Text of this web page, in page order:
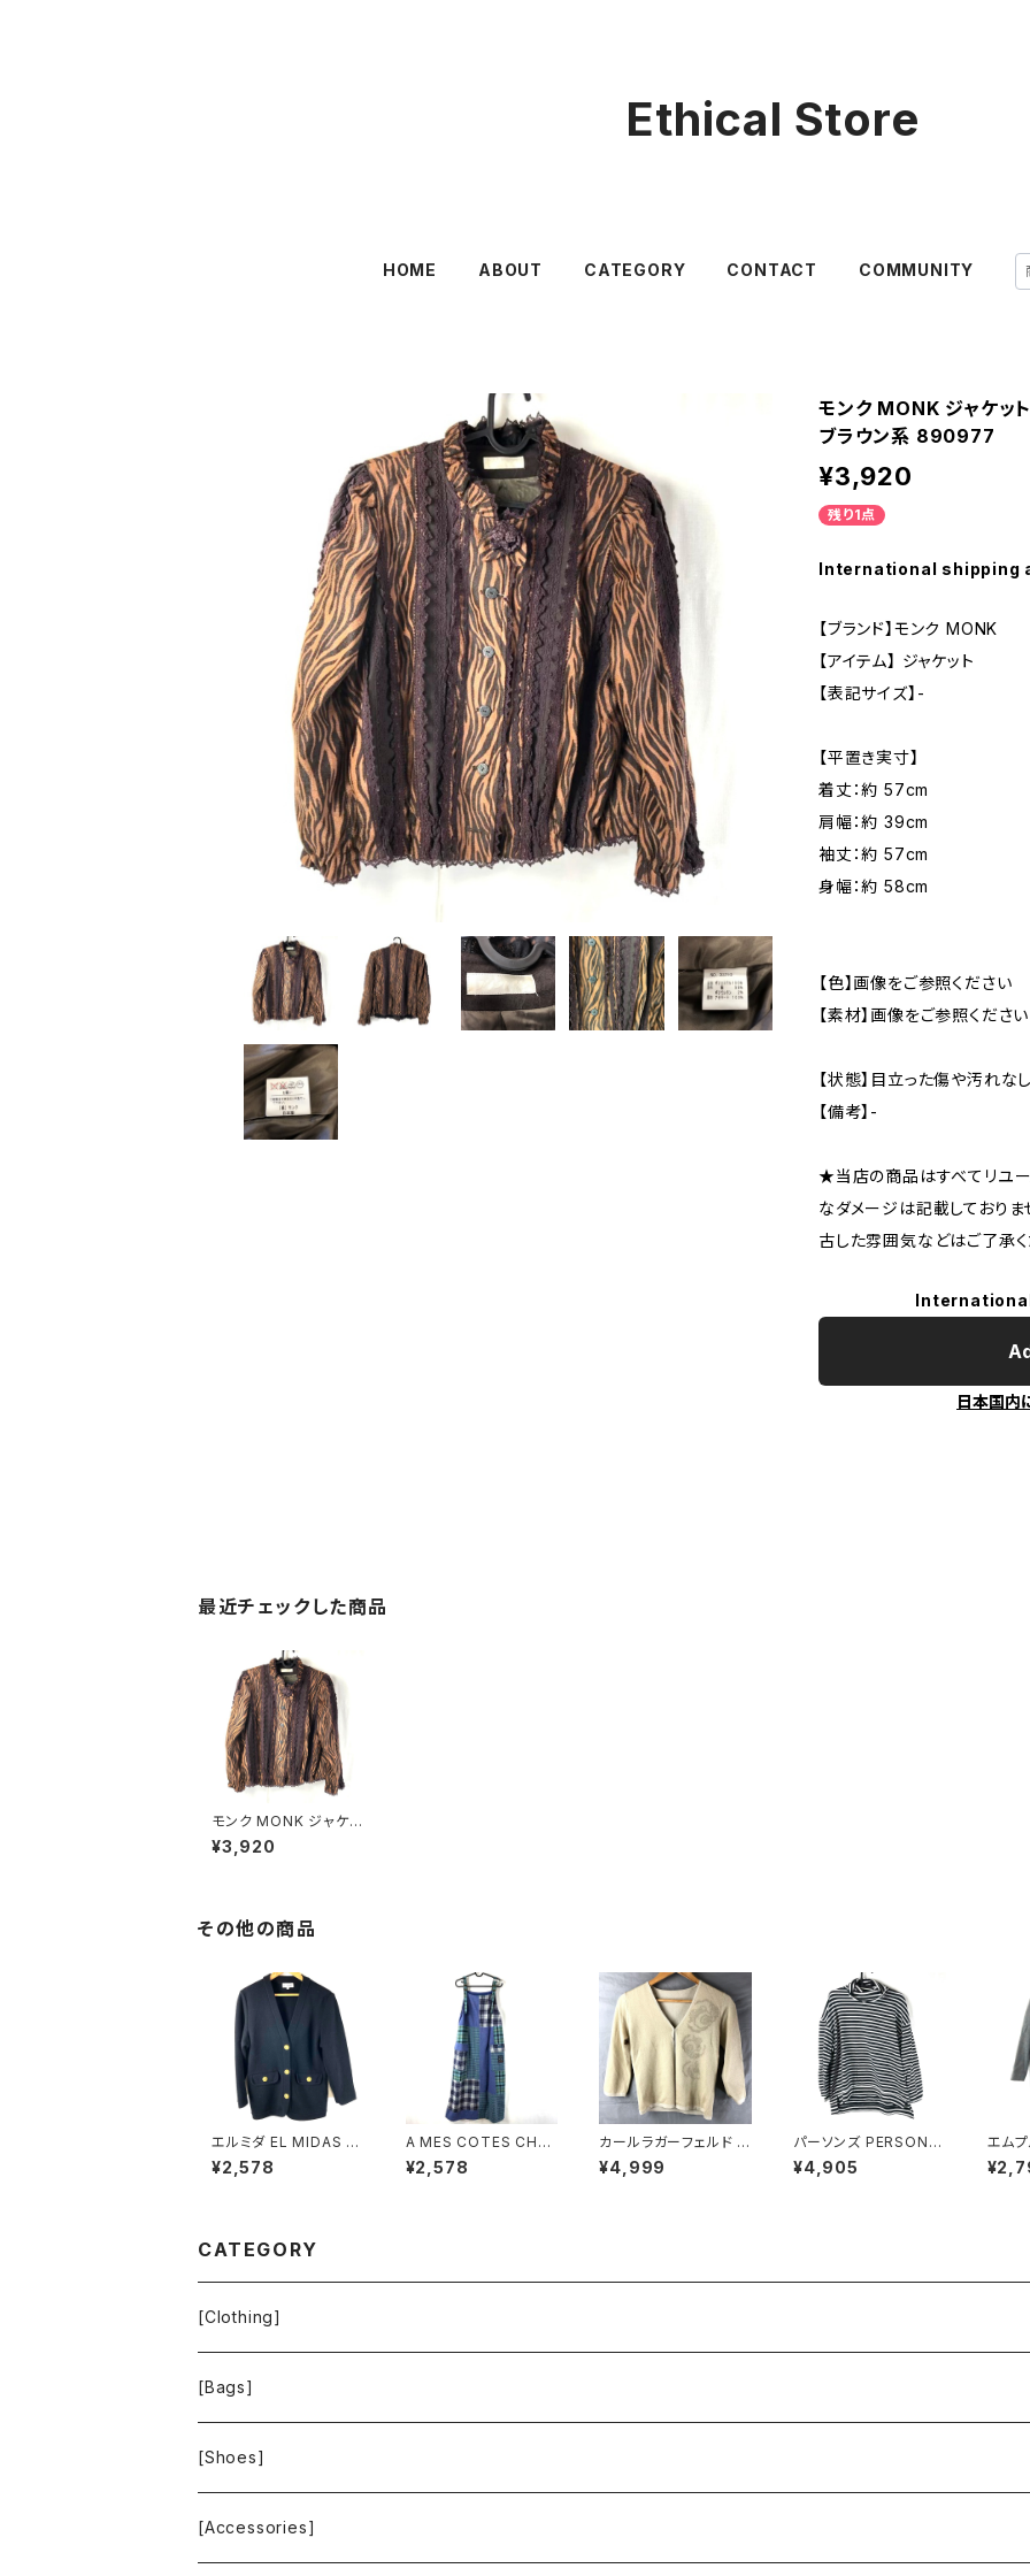
Ethical Store
HOME ABOUT CATEGORY CONTACT COMMUNITY
モンク MONK ジャケッ
ブラウン系 890977
¥3,920
残り1点
International shipping
【ブランド】モンク MONK
【アイテム】 ジャケット
【表記サイズ】-
【平置き実寸】
着丈：約 57cm
肩幅：約 39cm
袖丈：約 57cm
身幅：約 58cm
【色】画像をご参照ください
【素材】画像をご参照ください
【状態】目立った傷や汚れなし
【備考】-
★当店の商品はすべてリユー
なダメージは記載しており
古した雰囲気などはご了承く
日本国内
最近チェックした商品
モンク MONK ジャケッ
ト ゼブラ柄 コサージュ
肩パット ブラウン系 89
¥3,920
その他の商品
エルミダ EL MIDAS ジ
ャケット カーディガン 金
ボタン サイドポケット
¥2,578
A MES COTES CHA
QUE ジャンパースカー
ト チェック柄 ポケット
¥2,578
カールラガーフェルド K
ARL LAGERFELD カ
ーディガン 花 ラメ 一つ
¥4,999
パーソンズ PERSON'S
カットソー タートルネッ
ク ボーダー 長袖 ブラ
¥4,905
エム
IER
スナッ
CATEGORY
[Clothing]
Krochet Kids International
[Bags]
BAGGU
FOOD TEXTILE
[Shoes]
TOMS
[Accessories]